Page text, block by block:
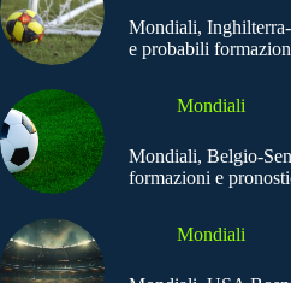
Mondiali,
e probabili
Mondiali
Mondiali, Belgio-
formazioni e
Mondiali